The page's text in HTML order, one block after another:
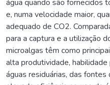
água quando são fornecidos
e, numa velocidade maior,
adequado de CO2.
para a captura e a utilização
microalgas têm como
alta produtividade,
águas residuárias, das